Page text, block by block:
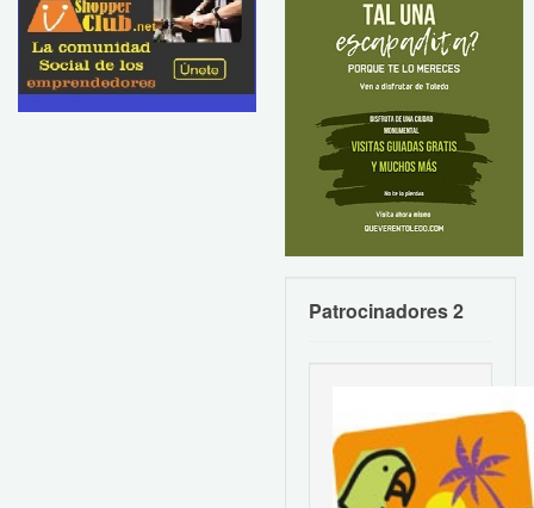
Patrocinadores 2